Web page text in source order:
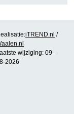
iTREND.nl /
wijziging: 09-
2026